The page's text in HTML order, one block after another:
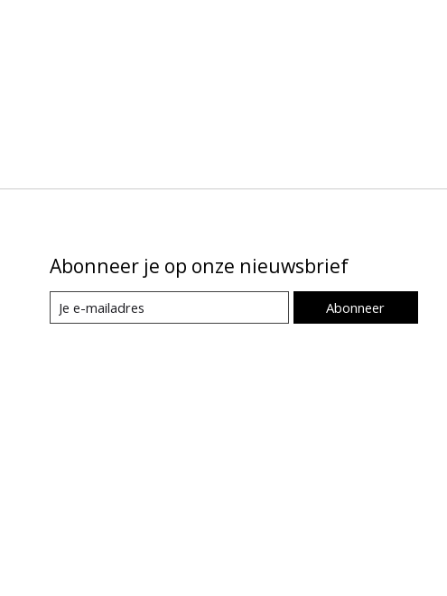
Abonneer je op onze nieuwsbrief
Abonneer